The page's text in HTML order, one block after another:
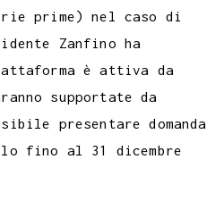
prime) nel caso di
Zanfino ha
è attiva da
supportate da
presentare domanda
fino al 31 dicembre